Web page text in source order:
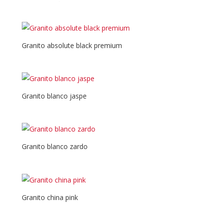
Granito absolute black premium
Granito blanco jaspe
Granito blanco zardo
Granito china pink